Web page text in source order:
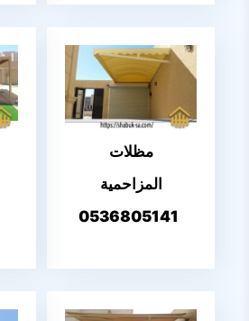
مظلات
المزاحمية
0536805141